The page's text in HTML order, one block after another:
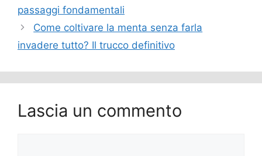
passaggi fondamentali
Come coltivare la menta senza farla
invadere tutto? Il trucco definitivo
Lascia un commento